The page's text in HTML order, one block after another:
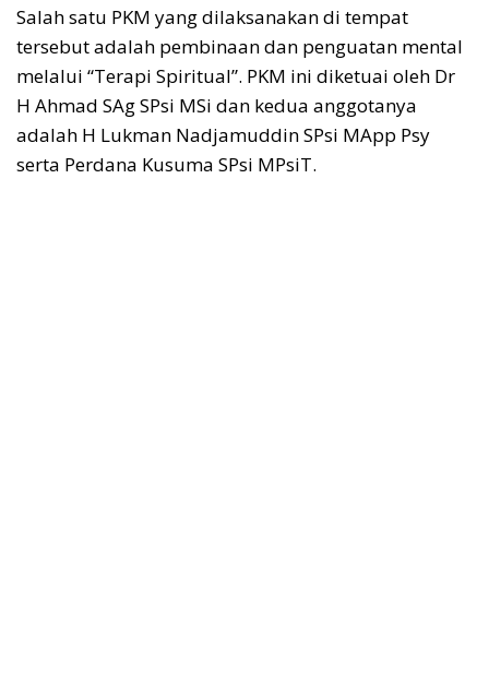
Salah satu PKM yang dilaksanakan di tempat
tersebut adalah pembinaan dan penguatan mental
melalui “Terapi Spiritual”. PKM ini diketuai oleh Dr
H Ahmad SAg SPsi MSi dan kedua anggotanya
adalah H Lukman Nadjamuddin SPsi MApp Psy
serta Perdana Kusuma SPsi MPsiT.